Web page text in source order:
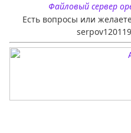
Файловый сервер
Есть вопросы или